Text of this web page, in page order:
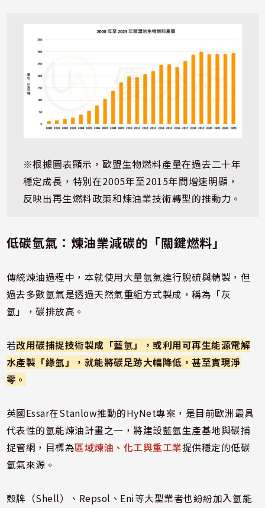
※根據圖表顯示，歐盟生物燃料產量在過去二十年
穩定成長，特別在2005年至2015年間增速明顯，
反映出再生燃料政策和煉油業技術轉型的推動力。
低碳氫氣：煉油業減碳的「關鍵燃料」
傳統煉油過程中，本就使用大量氫氣進行脫硫與精製，但
過去多數氫氣是透過天然氣重組方式製成，稱為「灰
氫」，碳排放高。
若改用碳捕捉技術製成「藍氫」，或利用可再生能源電解
水產製「綠氫」，就能將碳足跡大幅降低，甚至實現淨
零。
英國Essar在Stanlow推動的HyNet專案，是目前歐洲最具
代表性的氫能煉油計畫之一，將建設藍氫生產基地與碳捕
捉管網，目標為區域煉油、化工與重工業提供穩定的低碳
氫氣來源。
殼牌（Shell）、Repsol、Eni等大型業者也紛紛加入氫能